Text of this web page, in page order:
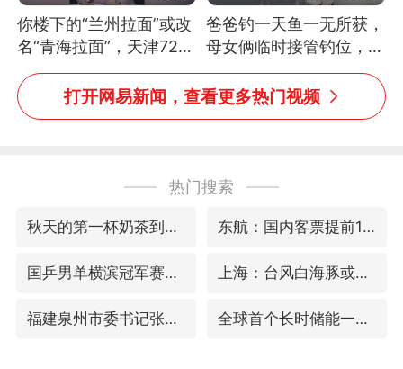
你楼下的“兰州拉面”或改
名“青海拉面”，天津72家
面馆已集体更换招牌
爸爸钓一天鱼一无所获，
母女俩临时接管钓位，用
玩具鱼竿钓上大鱼
打开网易新闻，查看更多热门视频
热门搜索
秋天的第一杯奶茶到底有多火 东航：国内客票提前14天免费退改
国乒男单横滨冠军赛全军覆没 上海：台风白海豚或将带来龙卷风
福建泉州市委书记张毅恭被查 全球首个长时储能一体化产业园量产